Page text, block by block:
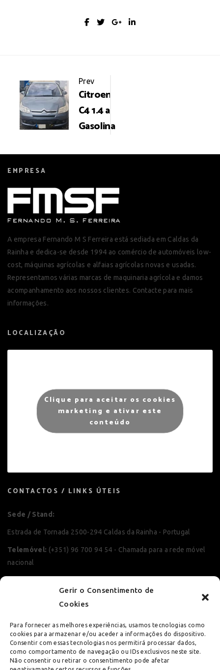
Gerir o Consentimento de
Cookies
Para fornecer as melhores experiências, usamos tecnologias como
cookies para armazenar e/ou aceder a informações do dispositivo.
Consentir com essas tecnologias nos permitirá processar dados,
como comportamento de navegação ou IDs exclusivos neste site.
Não consentir ou retirar o consentimento pode afetar
Portfolio
navigation
Prev
Citroen
C4 1.4 a
Gasolina
EMPRESA
A empresa Fernando M S Ferreira está sediada em Caldas da
Rainha e dedica-se desde 1994 ao comércio de automóveis low-
cost, máquinas agrícolas e alfaias agrícolas novas e usadas.
Representamos várias marcas de maquinaria agrícola e damos
acompanhamento aos nossos clientes. Contacte para mais
informações.
LOCALIZAÇÃO
Clique para aceitar os cookies
marketing e ativar este
conteúdo
CONTACTOS / LINKS ÚTEIS
Sede / Stand:
Estrada de Tornada 2500-294 Caldas da Rainha - Portugal
Telemóvel: (+351) 96 700 94 54 - Chamada para a rede móvel
nacional
Política de Privacidade
Política de Cookies
Livro de Reclamações Online